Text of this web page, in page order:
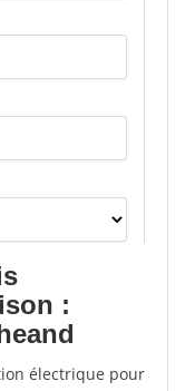
:
électrique pour